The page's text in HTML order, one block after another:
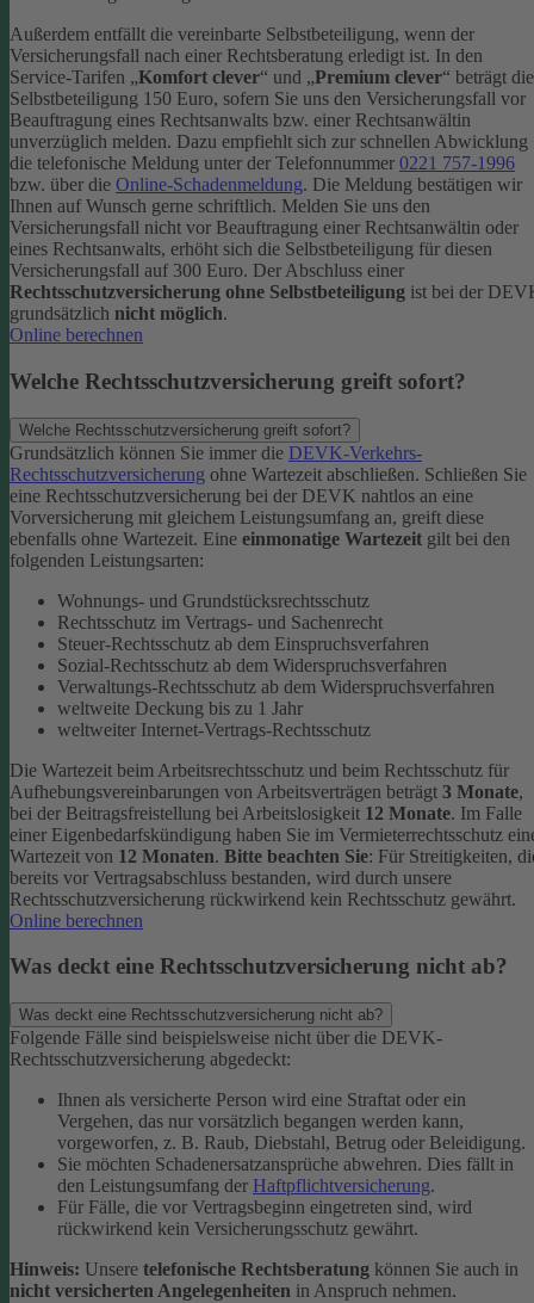
Außerdem entfällt die vereinbarte Selbstbeteiligung, wenn der
Versicherungsfall nach einer Rechtsberatung erledigt ist. In den
Service-Tarifen „Komfort clever“ und „Premium clever“ beträgt die
Selbstbeteiligung 150 Euro, sofern Sie uns den Versicherungsfall vor
Beauftragung eines Rechtsanwalts bzw. einer Rechtsanwältin
unverzüglich melden. Dazu empfiehlt sich zur schnellen Abwicklung
die telefonische Meldung unter der Telefonnummer 0221 757-1996
bzw. über die Online-Schadenmeldung. Die Meldung bestätigen wir
Ihnen auf Wunsch gerne schriftlich. Melden Sie uns den
Versicherungsfall nicht vor Beauftragung einer Rechtsanwältin oder
eines Rechtsanwalts, erhöht sich die Selbstbeteiligung für diesen
Versicherungsfall auf 300 Euro. Der Abschluss einer
Rechtsschutzversicherung ohne Selbstbeteiligung ist bei der
grundsätzlich nicht möglich.
Online berechnen
Welche Rechtsschutzversicherung greift sofort?
Welche Rechtsschutzversicherung greift sofort?
Grundsätzlich können Sie immer die DEVK-Verkehrs-
Rechtsschutzversicherung ohne Wartezeit abschließen. Schließen Sie
eine Rechtsschutzversicherung bei der DEVK nahtlos an eine
Vorversicherung mit gleichem Leistungsumfang an, greift diese
ebenfalls ohne Wartezeit. Eine einmonatige Wartezeit gilt bei den
folgenden Leistungsarten:
Wohnungs- und Grundstücksrechtsschutz
Rechtsschutz im Vertrags- und Sachenrecht
Steuer-Rechtsschutz ab dem Einspruchsverfahren
Sozial-Rechtsschutz ab dem Widerspruchsverfahren
Verwaltungs-Rechtsschutz ab dem Widerspruchsverfahren
weltweite Deckung bis zu 1 Jahr
weltweiter Internet-Vertrags-Rechtsschutz
Die Wartezeit beim Arbeitsrechtsschutz und beim Rechtsschutz für
Aufhebungsvereinbarungen von Arbeitsverträgen beträgt 3 Monate,
bei der Beitragsfreistellung bei Arbeitslosigkeit 12 Monate. Im Falle
einer Eigenbedarfskündigung haben Sie im Vermieterrechtsschutz
Wartezeit von 12 Monaten. Bitte beachten Sie: Für Streitigkeiten,
bereits vor Vertragsabschluss bestanden, wird durch unsere
Rechtsschutzversicherung rückwirkend kein Rechtsschutz gewährt.
Online berechnen
Was deckt eine Rechtsschutzversicherung nicht ab?
Was deckt eine Rechtsschutzversicherung nicht ab?
Folgende Fälle sind beispielsweise nicht über die DEVK-
Rechtsschutzversicherung abgedeckt:
Ihnen als versicherte Person wird eine Straftat oder ein
Vergehen, das nur vorsätzlich begangen werden kann,
vorgeworfen, z. B. Raub, Diebstahl, Betrug oder Beleidigung.
Sie möchten Schadenersatzansprüche abwehren. Dies fällt in
den Leistungsumfang der Haftpflichtversicherung.
Für Fälle, die vor Vertragsbeginn eingetreten sind, wird
rückwirkend kein Versicherungsschutz gewährt.
Hinweis: Unsere telefonische Rechtsberatung können Sie auch in
nicht versicherten Angelegenheiten in Anspruch nehmen.